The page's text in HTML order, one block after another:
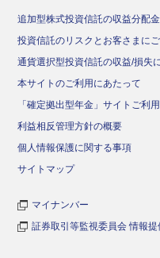
追加型株式投資信託の収益分配
投資信託のリスクとお客さまに
通貨選択型投資信託の収益/損失
本サイトのご利用にあたって
「確定拠出型年金」サイトご利
利益相反管理方針の概要
個人情報保護に関する事項
サイトマップ
マイナンバー
証券取引等監視委員会 情報提